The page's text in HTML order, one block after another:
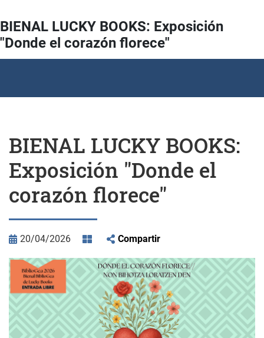
BIENAL LUCKY BOOKS: Exposición
"Donde el corazón florece"
BIENAL LUCKY BOOKS:
Exposición "Donde el
corazón florece"
20/04/2026 Compartir